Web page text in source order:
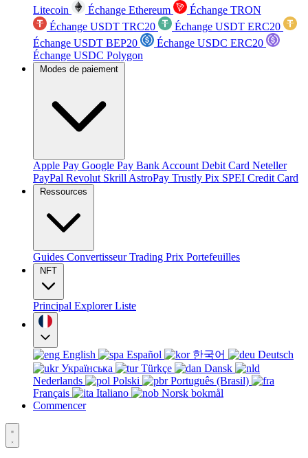
Litecoin
Échange Ethereum
Échange TRON
Échange USDT TRC20
Échange USDT ERC20
Échange USDT BEP20
Échange USDC ERC20
Échange USDC Polygon
Modes de paiement
Apple Pay Google Pay Bank Account Debit Card Neteller
PayPal Revolut Skrill AstroPay Trustly Pix SPEI Credit Card
Ressources
Guides ConvertisseurTrading Prix Portefeuilles
NFT
Principal ExplorerListe
English Español 한국어
Deutsch
Українська
Türkçe
Dansk
Nederlands
Polski
Português (Brasil)
Français
Italiano
Norsk bokmål
Commencer